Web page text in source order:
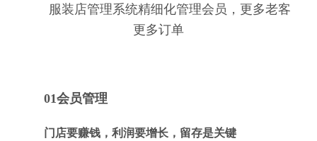
服装店管理系统精细化管理会员，更多老客
更多订单
01会员管理
门店要赚钱，利润要增长，留存是关键